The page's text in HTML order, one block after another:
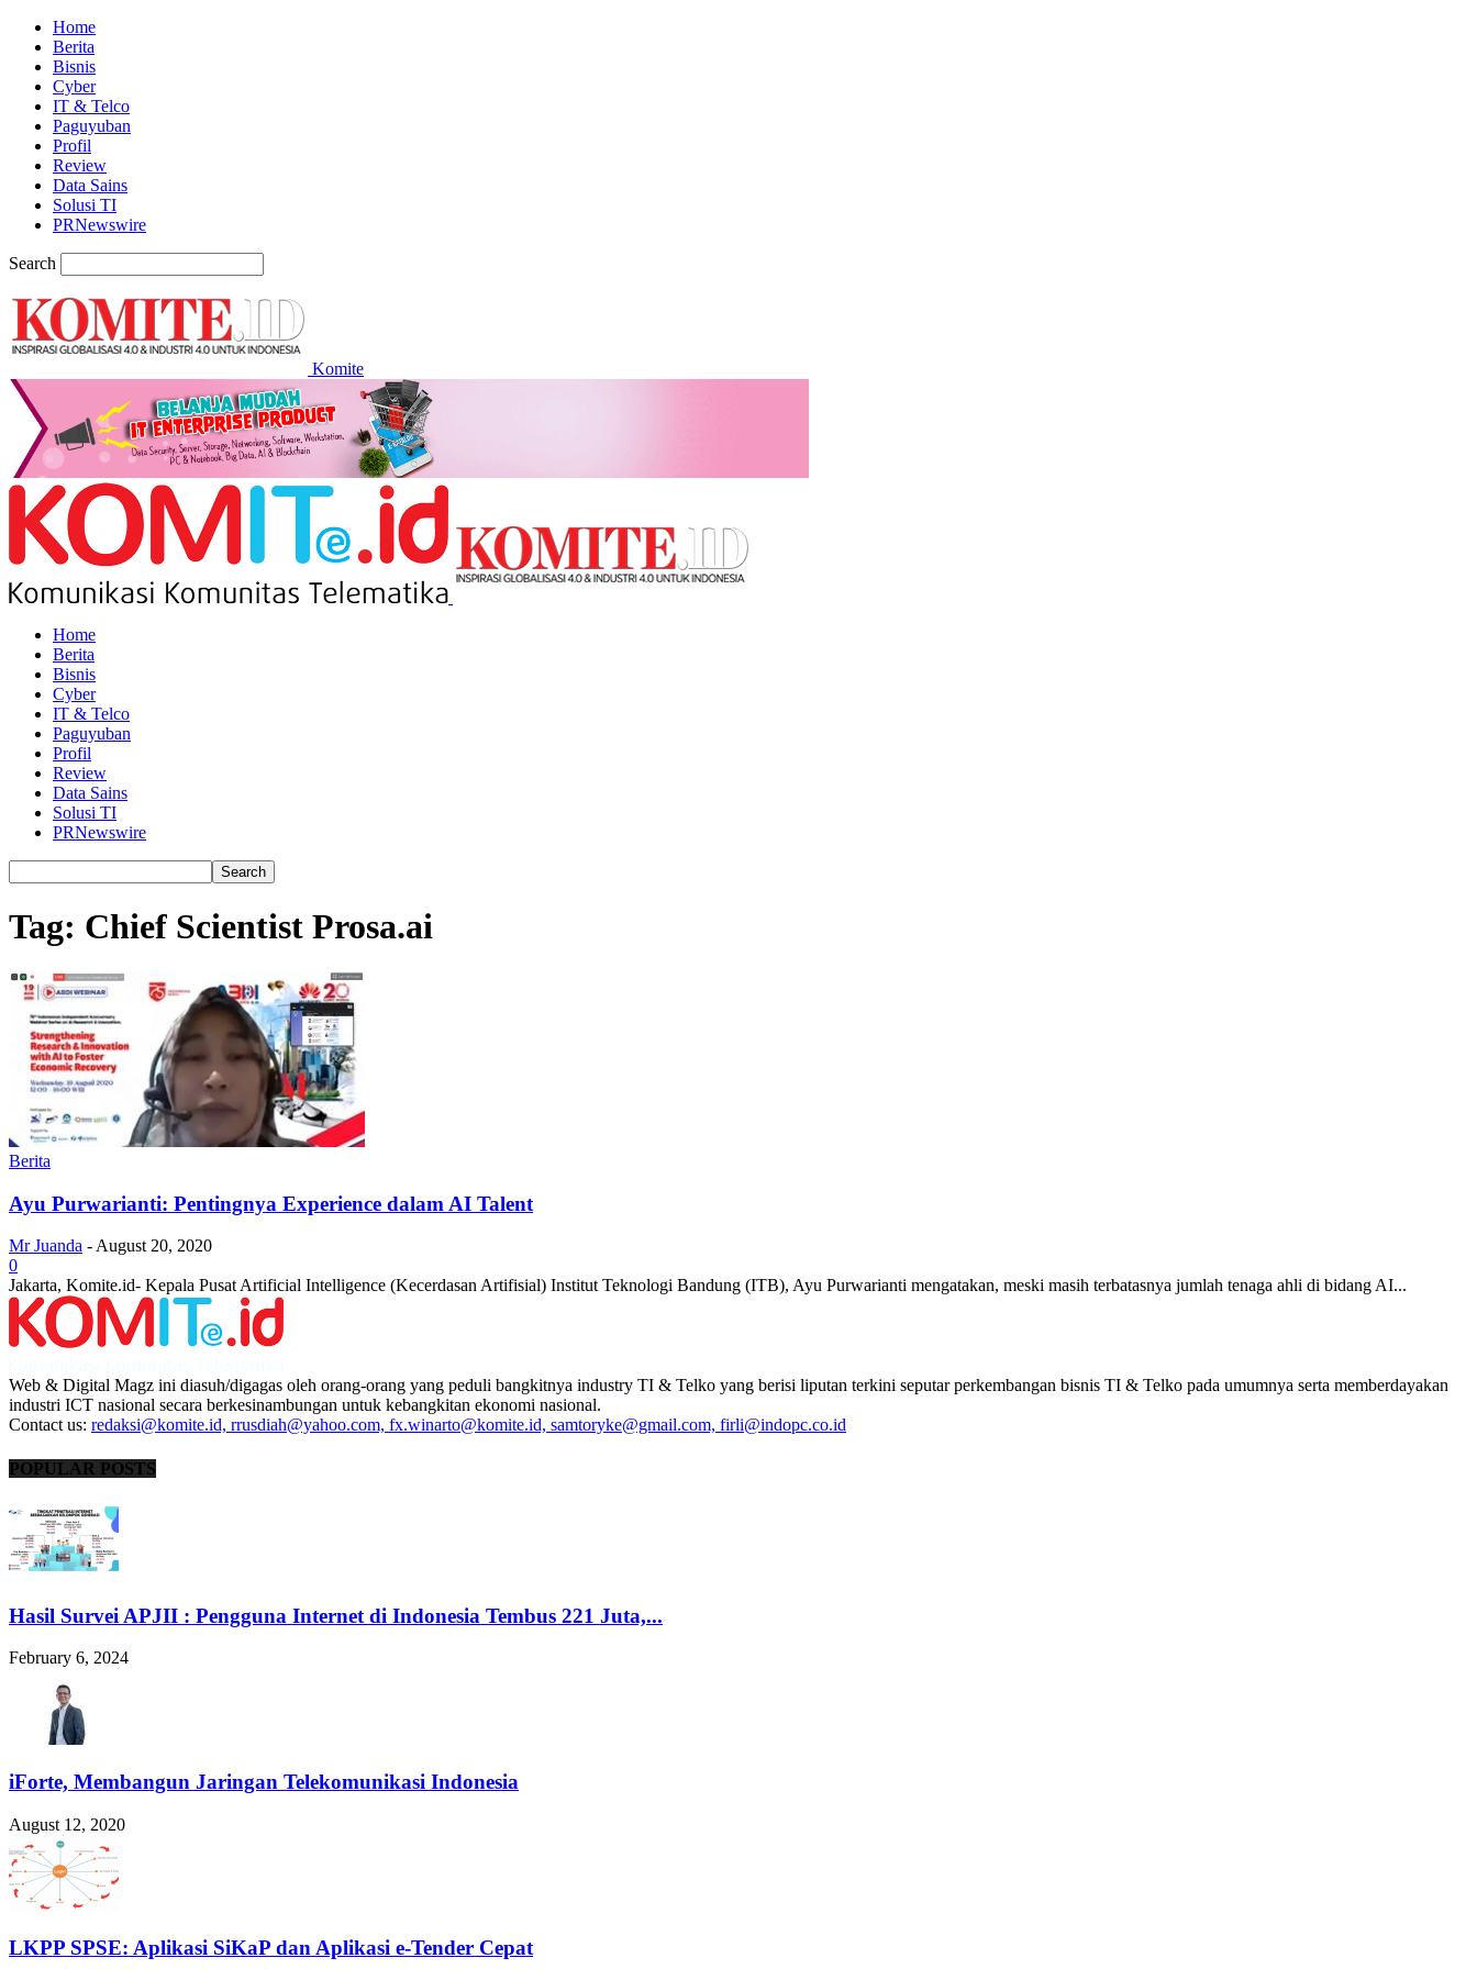
Home
Berita
Bisnis
Cyber
IT & Telco
Paguyuban
Profil
Review
Data Sains
Solusi TI
PRNewswire
Search
Komite
Home
Berita
Bisnis
Cyber
IT & Telco
Paguyuban
Profil
Review
Data Sains
Solusi TI
PRNewswire
Tag: Chief Scientist Prosa.ai
Berita
Ayu Purwarianti: Pentingnya Experience dalam AI Talent
Mr Juanda - August 20, 2020
0
Jakarta, Komite.id- Kepala Pusat Artificial Intelligence (Kecerdasan Artifisial) Institut Teknologi Bandung (ITB), Ayu Purwarianti mengatakan, meski masih terbatasnya jumlah tenaga ahli di bidang AI...
Web & Digital Magz ini diasuh/digagas oleh orang-orang yang peduli bangkitnya industry TI & Telko yang berisi liputan terkini seputar perkembangan bisnis TI & Telko pada umumnya serta memberdayakan
industri ICT nasional secara berkesinambungan untuk kebangkitan ekonomi nasional.
Contact us: redaksi@komite.id, rrusdiah@yahoo.com, fx.winarto@komite.id, samtoryke@gmail.com, firli@indopc.co.id
POPULAR POSTS
Hasil Survei APJII : Pengguna Internet di Indonesia Tembus 221 Juta,...
February 6, 2024
iForte, Membangun Jaringan Telekomunikasi Indonesia
August 12, 2020
LKPP SPSE: Aplikasi SiKaP dan Aplikasi e-Tender Cepat